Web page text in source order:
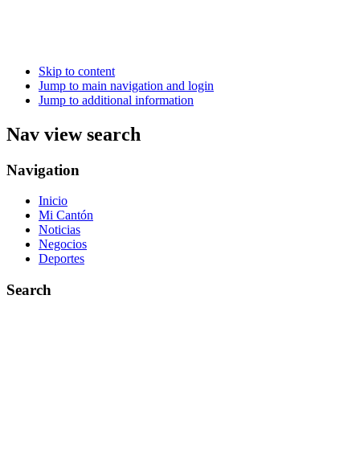
Skip to content
Jump to main navigation and login
Jump to additional information
Nav view search
Navigation
Inicio
Mi Cantón
Noticias
Negocios
Deportes
Search